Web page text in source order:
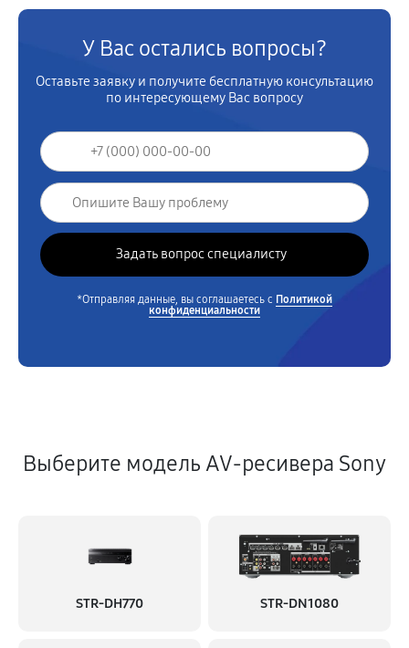
У Вас остались вопросы?
Оставьте заявку и получите бесплатную консультацию
по интересующему Вас вопросу
*Отправляя данные, вы соглашаетесь с Политикой
конфиденциальности
Выберите модель AV-ресивера Sony
STR-DH770 STR-DN1080